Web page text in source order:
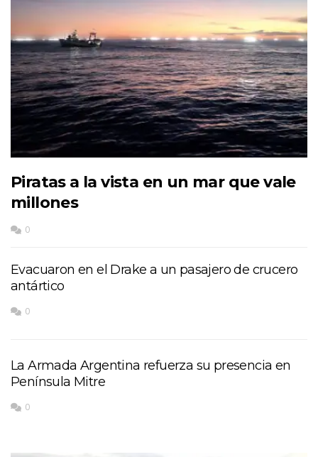
Piratas a la vista en un mar que vale
millones
0
Evacuaron en el Drake a un pasajero de crucero
antártico
0
La Armada Argentina refuerza su presencia en
Península Mitre
0